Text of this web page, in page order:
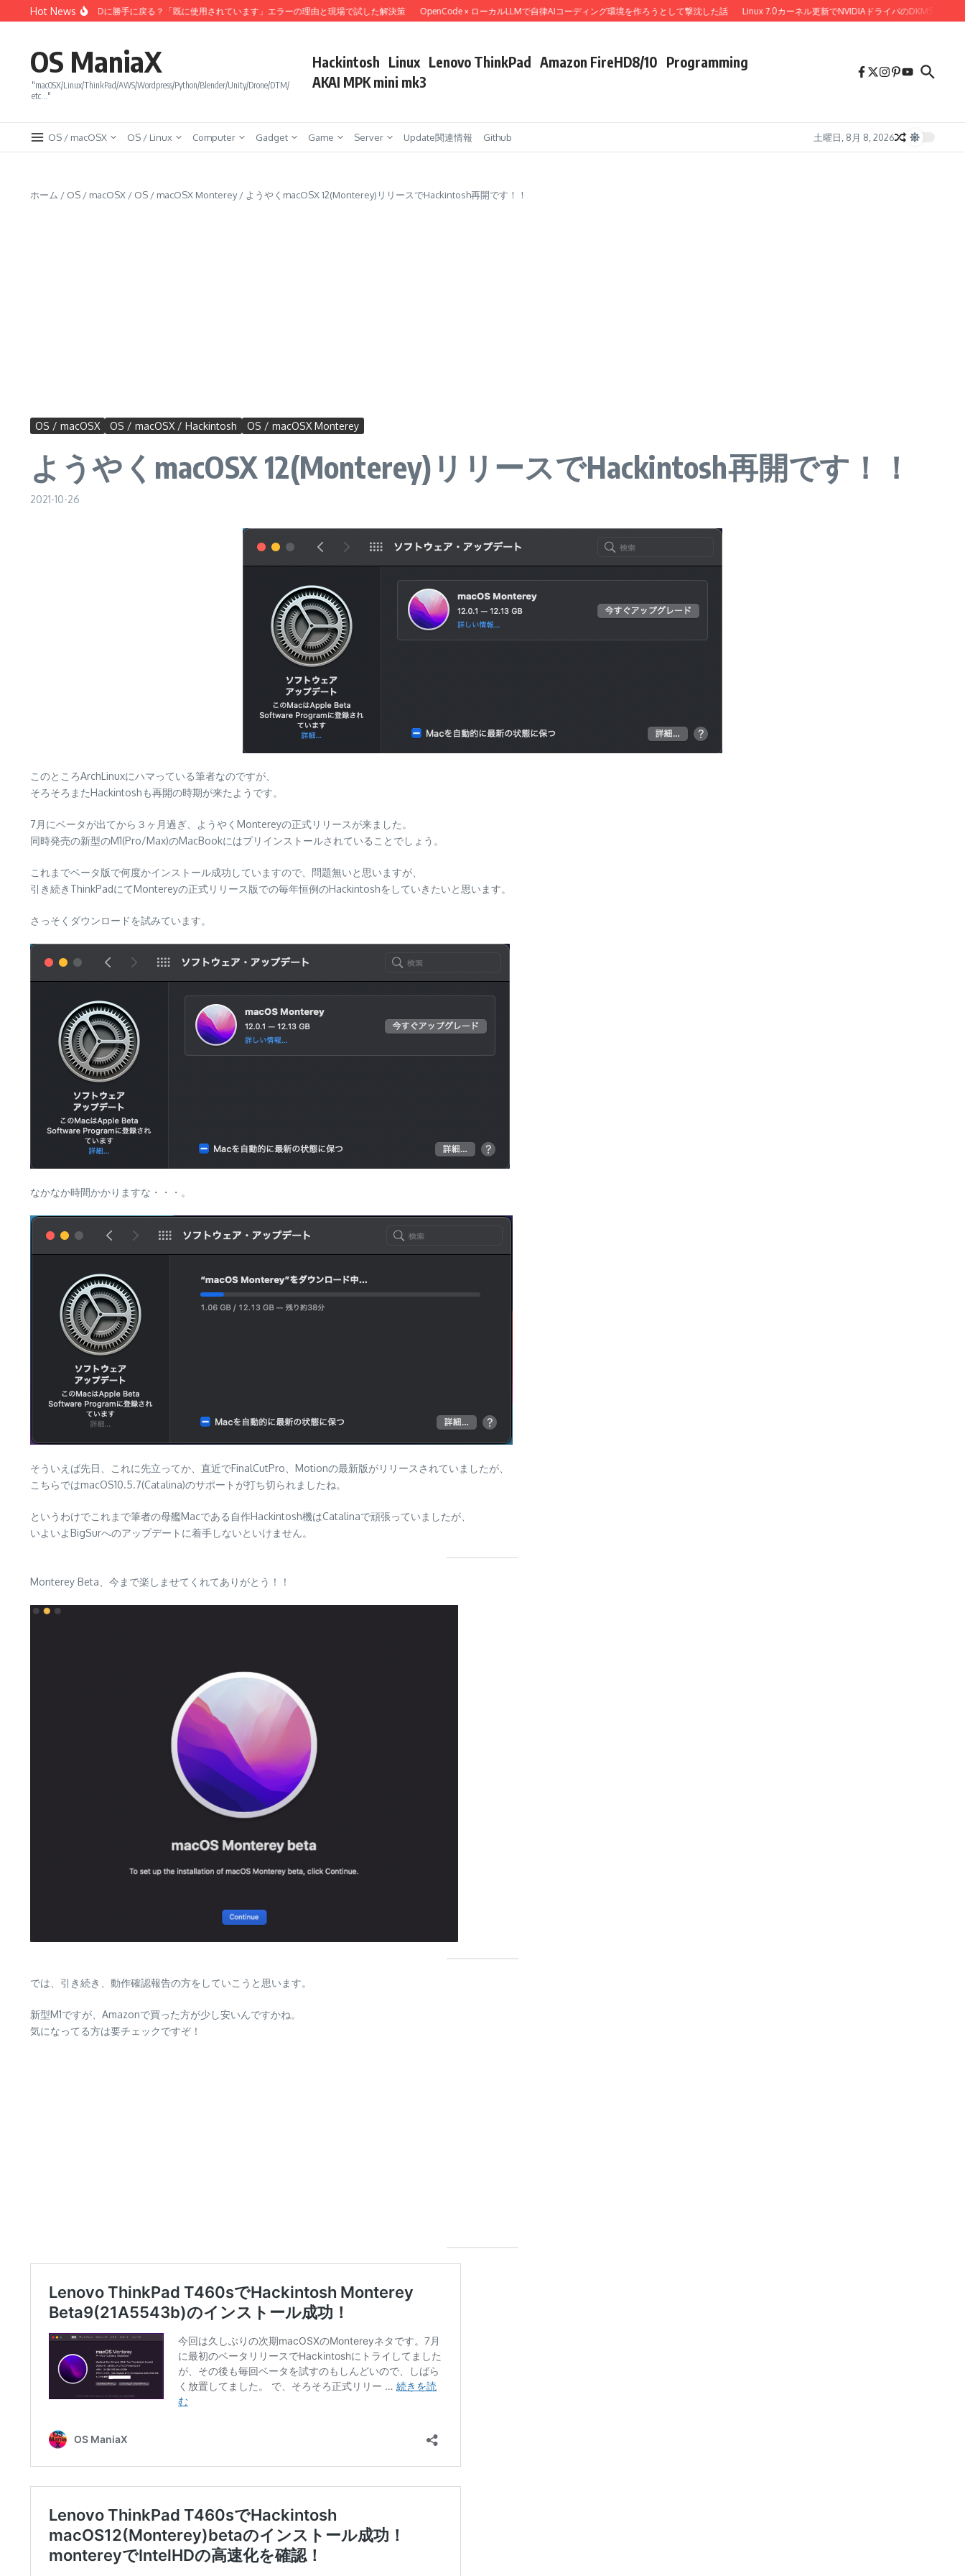
コンテンツへスキップ
Hot News
ソシエイトで旧IDに勝手に戻る？「既に使用されています」エラーの理由と現場で試した解決策 OpenCode × ローカルLLMで自律AIコーディング環境を作ろうとして撃沈した話 Linux 7.0カーネル更新でNVIDIAドライバのDKMSビルド失敗〜
OS ManiaX
"macOSX/Linux/ThinkPad/AWS/Wordpress/Python/Blender/Unity/Drone/DTM/
etc…"
Hackintosh Linux Lenovo ThinkPad Amazon FireHD8/10 Programming
AKAI MPK mini mk3
OS / macOSX OS / Linux Computer Gadget Game Server Update関連情報 Github 土曜日, 8月 8, 2026
ホーム / OS / macOSX / OS / macOSX Monterey/ ようやくmacOSX 12(Monterey)リリースでHackintosh再開です！！
OS / macOSX OS / macOSX / Hackintosh OS / macOSX Monterey
ようやくmacOSX 12(Monterey)リリースでHackintosh再開です！！
2021-10-26
このところArchLinuxにハマっている筆者なのですが、
そろそろまたHackintoshも再開の時期が来たようです。
7月にベータが出てから３ヶ月過ぎ、ようやくMontereyの正式リリースが来ました。
同時発売の新型のM1(Pro/Max)のMacBookにはプリインストールされていることでしょう。
これまでベータ版で何度かインストール成功していますので、問題無いと思いますが、
引き続きThinkPadにてMontereyの正式リリース版での毎年恒例のHackintoshをしていきたいと思います。
さっそくダウンロードを試みています。
なかなか時間かかりますな・・・。
そういえば先日、これに先立ってか、直近でFinalCutPro、Motionの最新版がリリースされていましたが、
こちらではmacOS10.5.7(Catalina)のサポートが打ち切られましたね。
というわけでこれまで筆者の母艦Macである自作Hackintosh機はCatalinaで頑張っていましたが、
いよいよBigSurへのアップデートに着手しないといけません。
Monterey Beta、今まで楽しませてくれてありがとう！！
では、引き続き、動作確認報告の方をしていこうと思います。
新型M1ですが、Amazonで買った方が少し安いんですかね。
気になってる方は要チェックですぞ！